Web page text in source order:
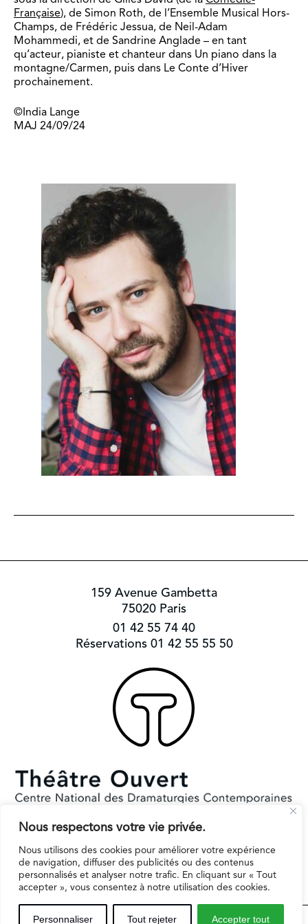
Nous respectons votre vie privée.
Nous utilisons des cookies pour améliorer votre expérience
de navigation, diffuser des publicités ou des contenus
personnalisés et analyser notre trafic. En cliquant sur « Tout
accepter », vous consentez à notre utilisation des cookies.
Personnaliser Tout rejeter Accepter tout
Française), de Simon Roth, de l’Ensemble Musical Hors-
Champs, de Frédéric Jessua, de Neil-Adam
Mohammedi, et de Sandrine Anglade – en tant
qu’acteur, pianiste et chanteur dans Un piano dans la
montagne/Carmen, puis dans Le Conte d’Hiver
prochainement.
©India Lange
MAJ 24/09/24
159 Avenue Gambetta
75020 Paris
01 42 55 74 40
Réservations 01 42 55 55 50
Subventionné par le Ministère de la Culture et la Ville de Paris.
Il reçoit le soutien de la région Ile-de-France pour l’EPAT
Espaces professionnels Contact Mentions légales